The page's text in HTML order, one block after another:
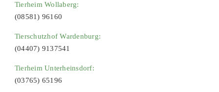
Tierheim Wollaberg:
(08581) 96160
Tierschutzhof Wardenburg:
(04407) 9137541
Tierheim Unterheinsdorf:
(03765) 65196